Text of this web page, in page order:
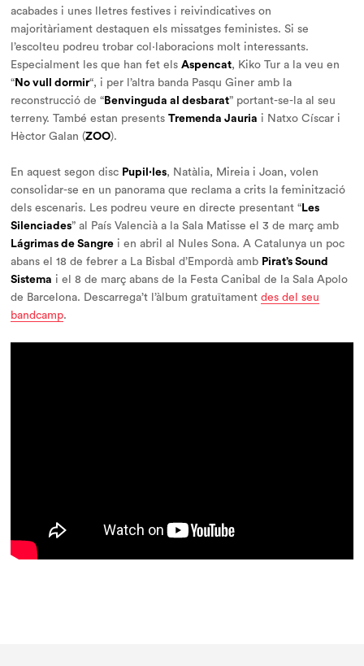
acabades i unes lletres festives i reivindicatives on
majoritàriament destaquen els missatges feministes. Si se
l’escolteu podreu trobar col·laboracions molt interessants.
Especialment les que han fet els Aspencat, Kiko Tur a la veu en
“ No vull dormir“, i per l’altra banda Pasqu Giner amb la
reconstrucció de “ Benvinguda al desbarat” portant-se-la al seu
terreny. També estan presents Tremenda Jauria i Natxo Císcar i
Hèctor Galan (ZOO).
En aquest segon disc Pupil·les, Natàlia, Mireia i Joan, volen
consolidar-se en un panorama que reclama a crits la feminització
dels escenaris. Les podreu veure en directe presentant “ Les
Silenciades” al País Valencià a la Sala Matisse el 3 de març amb
Lágrimas de Sangre i en abril al Nules Sona. A Catalunya un poc
abans el 18 de febrer a La Bisbal d’Empordà amb Pirat’s Sound
Sistema i el 8 de març abans de la Festa Canibal de la Sala Apolo
de Barcelona. Descarrega’t l’àlbum gratuïtament des del seu
bandcamp.